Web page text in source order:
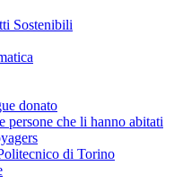
Sostenibili
donato
persone che li hanno abitati
di Torino